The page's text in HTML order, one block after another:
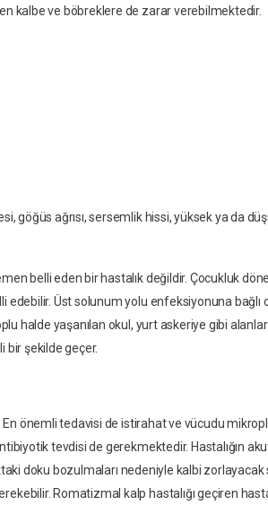
kalbe ve böbreklere de zarar verebilmektedir.
göğüs ağrısı, sersemlik hissi, yüksek ya da
belli eden bir hastalık değildir. Çocukluk
Üst solunum yolu enfeksiyonuna bağlı
halde yaşanılan okul, yurt askeriye gibi
bir şekilde geçer.
önemli tedavisi de istirahat ve vücudu
tevdisi de gerekmektedir. Hastalığın
doku bozulmaları nedeniyle kalbi
Romatizmal kalp hastalığı geçiren